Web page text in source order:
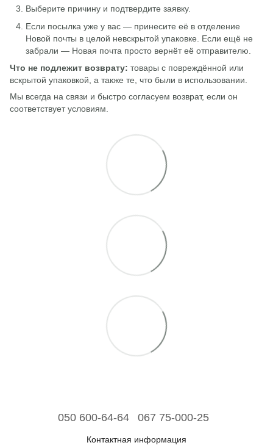
Выберите причину и подтвердите заявку.
Если посылка уже у вас — принесите её в отделение
Новой почты в целой невскрытой упаковке. Если ещё не
забрали — Новая почта просто вернёт её отправителю.
Что не подлежит возврату: товары с повреждённой или
вскрытой упаковкой, а также те, что были в использовании.
Мы всегда на связи и быстро согласуем возврат, если он
соответствует условиям.
050 600-64-64 067 75-000-25
Контактная информация